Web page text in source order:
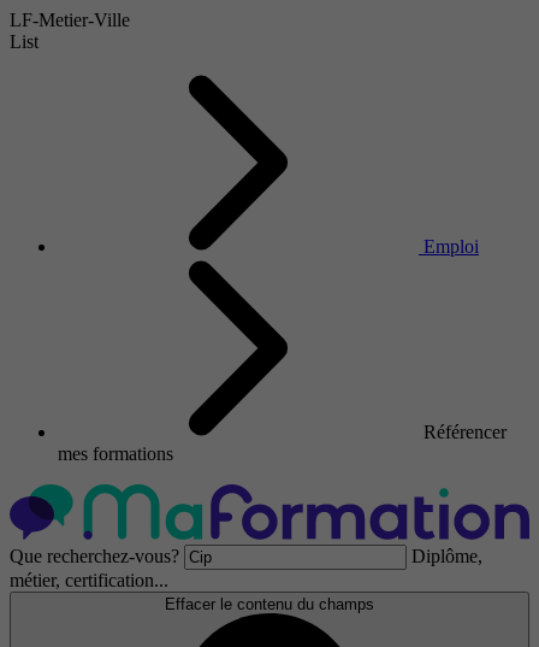
LF-Metier-Ville
List
Emploi
Référencer
mes formations
Que recherchez-vous?
Diplôme,
métier, certification...
Effacer le contenu du champs